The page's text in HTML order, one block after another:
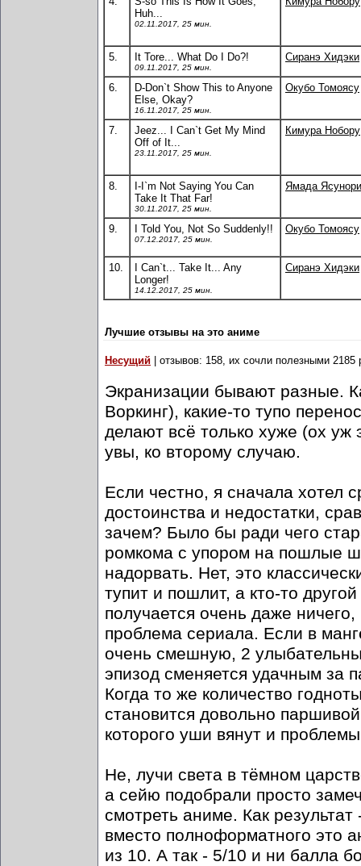
Huh...
02.11.2017, 25 мин.
5. It Tore... What Do I Do?!
09.11.2017, 25 мин.
Сиранэ Хидэки
6.
D-Don`t Show This to Anyone
Else, Okay?
16.11.2017, 25 мин.
Окубо Томоясу
7.
Jeez... I Can`t Get My Mind
Off of It...
23.11.2017, 25 мин.
Кимура Нобору
8.
I-I`m Not Saying You Can
Take It That Far!
30.11.2017, 25 мин.
Ямада Ясунори
9. I Told You, Not So Suddenly!!
07.12.2017, 25 мин.
Окубо Томоясу
10.
I Can`t... Take It... Any
Longer!
14.12.2017, 25 мин.
Сиранэ Хидэки
Лучшие отзывы на это аниме
Несущий | отзывов: 158, их сочли полезными 2185
Экранизации бывают разные.
Воркинг), какие-то тупо
делают всё только хуже (ох уж
увы, ко второму случаю.
Если честно, я сначала хотел
достоинства и недостатки,
зачем? Было бы ради чего
ромкома с упором на пошлые
надорвать. Нет, это
тупит и пошлит, а кто-то
получается очень даже
проблема сериала. Если в
очень смешную, 2
эпизод сменяется удачным за
Когда то же количество
становится довольно
которого уши вянут и
Не, лучи света в тёмном
а сейю подобрали просто
смотреть аниме. Как
вместо полноформатного это
из 10. А так - 5/10 и ни балла